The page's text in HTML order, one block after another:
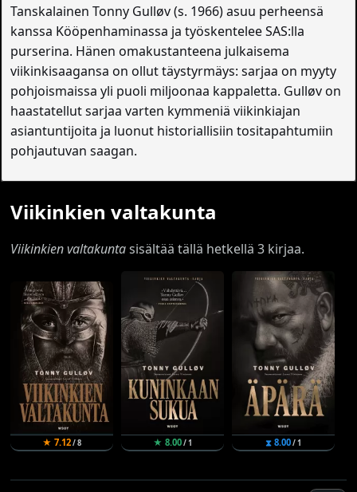
Tanskalainen Tonny Gulløv (s. 1966) asuu perheensä
kanssa Kööpenhaminassa ja työskentelee SAS:lla
purserina. Hänen omakustanteena julkaisema
viikinkisaagansa on ollut täystyrmäys: sarjaa on myyty
pohjoismaissa yli puoli miljoonaa kappaletta. Gulløv on
haastatellut sarjaa varten kymmeniä viikinkiajan
asiantuntijoita ja luonut historiallisiin tositapahtumiin
pohjautuvan saagan.
Viikinkien valtakunta
Viikinkien valtakuntasisältää tällä hetkellä 3 kirjaa.
★ 7.12/ 8 ★ 8.00/ 1 ⧗ 8.00/ 1